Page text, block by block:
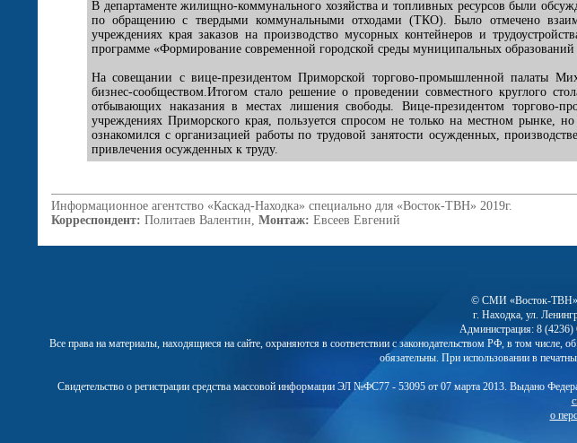
В департаменте жилищно-коммунального хозяйства и топливных ресурсов были
по обращению с твердыми коммунальными отходами (ТКО). Было отмечено
учреждениях края заказов на производство мусорных контейнеров и
программе «Формирование современной городской среды муниципальных
На совещании с вице-президентом Приморской торгово-промышленной палаты
бизнес-сообществом.Итогом стало решение о проведении совместного круглого
отбывающих наказания в местах лишения свободы. Вице-президентом торгово-
учреждениях Приморского края, пользуется спросом не только на местном
ознакомился с организацией работы по трудовой занятости осужденных,
привлечения осужденных к труду.
Информационное агентство «Каскад-Находка» специально для «Восток-ТВН» 2019г.
Корреспондент: Политаев Валентин, Монтаж: Евсеев Евгений
© СМИ «Восток-ТВН»
г. Находка, ул.
Администрация: 8 (4236)
Все права на материалы, находящиеся на сайте, охраняются в соответствии с законодательством РФ, в том
обязательны. При использовании в
Свидетельство о регистрации средства массовой информации ЭЛ №ФС77 - 53095 от 07 марта 2013. Выдано
о